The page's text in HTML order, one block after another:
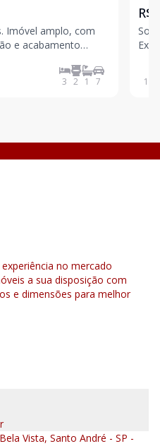
e acabamento
das regiões mais
3 2 1 7
R$
109
no mercado
a sua disposição com
e dimensões para melhor
Vista, Santo André - SP -